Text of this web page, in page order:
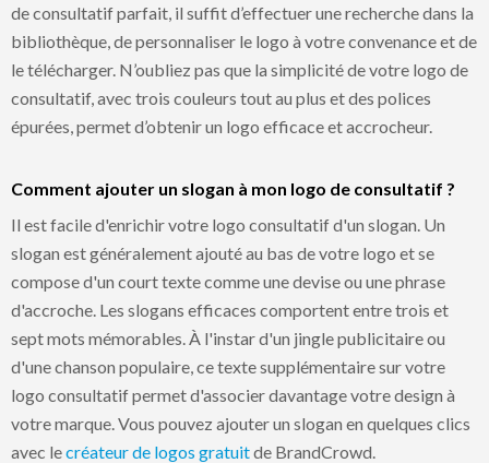
de consultatif parfait, il suffit d’effectuer une recherche dans la
bibliothèque, de personnaliser le logo à votre convenance et de
le télécharger. N’oubliez pas que la simplicité de votre logo de
consultatif, avec trois couleurs tout au plus et des polices
épurées, permet d’obtenir un logo efficace et accrocheur.
Comment ajouter un slogan à mon logo de consultatif ?
Il est facile d'enrichir votre logo consultatif d'un slogan. Un
slogan est généralement ajouté au bas de votre logo et se
compose d'un court texte comme une devise ou une phrase
d'accroche. Les slogans efficaces comportent entre trois et
sept mots mémorables. À l'instar d'un jingle publicitaire ou
d'une chanson populaire, ce texte supplémentaire sur votre
logo consultatif permet d'associer davantage votre design à
votre marque. Vous pouvez ajouter un slogan en quelques clics
avec lecréateur de logos gratuitde BrandCrowd.